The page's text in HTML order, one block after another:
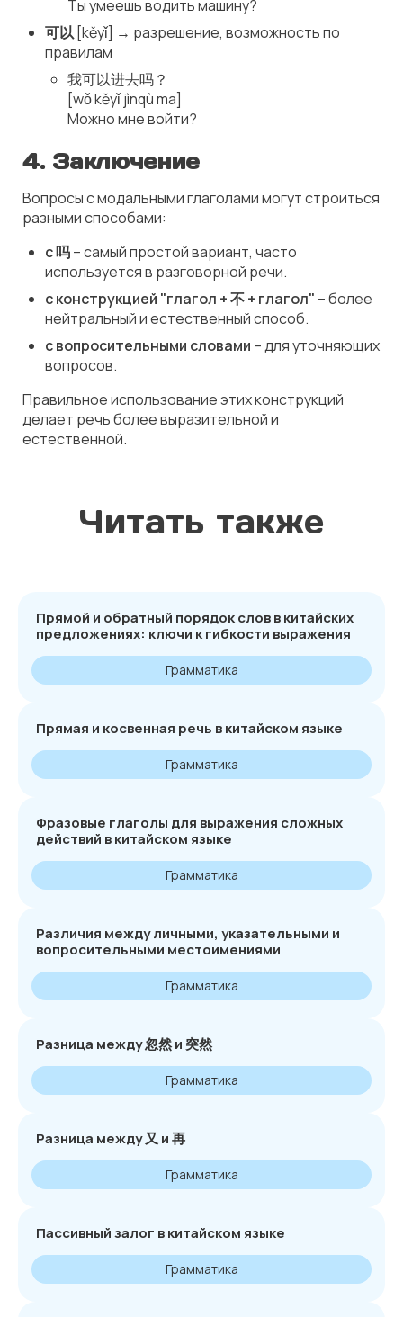
Ты умеешь водить машину?
可以 [kěyǐ] → разрешение, возможность по
правилам
我可以进去吗？
[wǒ kěyǐ jìnqù ma]
Можно мне войти?
4. Заключение
Вопросы с модальными глаголами могут строиться
разными способами:
с 吗– самый простой вариант, часто
используется в разговорной речи.
с конструкцией "глагол + 不 + глагол" – более
нейтральный и естественный способ.
с вопросительными словами – для уточняющих
вопросов.
Правильное использование этих конструкций
делает речь более выразительной и
естественной.
Читать также
Прямой и обратный порядок слов в китайских
предложениях: ключи к гибкости выражения
Грамматика
Прямая и косвенная речь в китайском языке
Грамматика
Фразовые глаголы для выражения сложных
действий в китайском языке
Грамматика
Различия между личными, указательными и
вопросительными местоимениями
Грамматика
Разница между 忽然 и 突然
Грамматика
Разница между 又 и 再
Грамматика
Пассивный залог в китайском языке
Грамматика